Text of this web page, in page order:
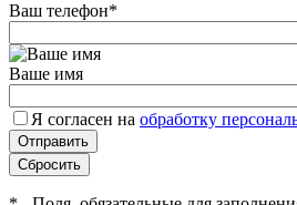
Ваш телефон*
Ваше имя
Я согласен на обработку